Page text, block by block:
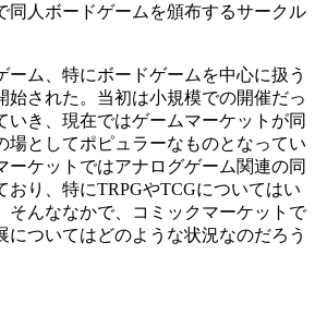
同人ボードゲームを頒布するサークル
ーム、特にボードゲームを中心に扱う
始された。当初は小規模での開催だっ
いき、現在ではゲームマーケットが同
場としてポピュラーなものとなってい
ーケットではアナログゲーム関連の同
おり、特にTRPGやTCGについてはい
そんななかで、コミックマーケットで
についてはどのような状況なのだろう